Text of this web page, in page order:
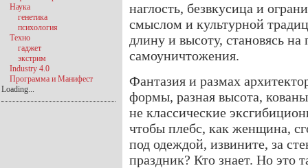
наглость, безвкусица и
смыслом и культурной
длину и высоту, становясь
самоуничтожения.
Фантазия и размах
формы, разная высота,
не классические
чтобы плебс, как женщина,
под одеждой, извините, за
праздник? Кто знает. Но это
Наука
генетика
психология
Техно
гаджет
экстрим
Industry 4.0
Программа и Манифест
Loading...